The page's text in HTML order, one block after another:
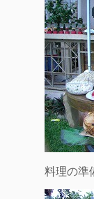
料理の準